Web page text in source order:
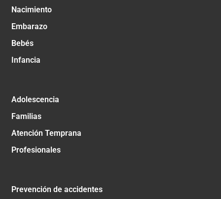
Nacimiento
Embarazo
Bebés
Infancia
Adolescencia
Familias
Atención Temprana
Profesionales
Prevención de accidentes